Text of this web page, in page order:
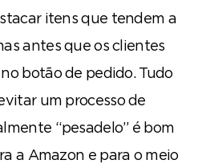
itens que tendem a
antes que os clientes
botão de pedido. Tudo
um processo de
“pesadelo” é bom
a Amazon e para o meio